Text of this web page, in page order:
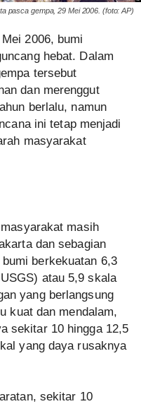
pasca gempa, 29 Mei 2006. (foto: AP)
2006, bumi
hebat. Dalam
tersebut
dan merenggut
berlalu, namun
ini tetap menjadi
masyarakat
masih
dan sebagian
berkekuatan 6,3
atau 5,9 skala
yang berlangsung
kuat dan mendalam,
sekitar 10 hingga 12,5
yang daya rusaknya
sekitar 10